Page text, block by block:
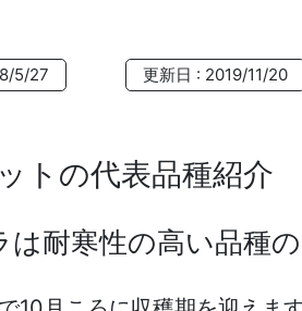
5/27 更新日 : 2019/11/20
トの代表品種紹介
は耐寒性の高い品種